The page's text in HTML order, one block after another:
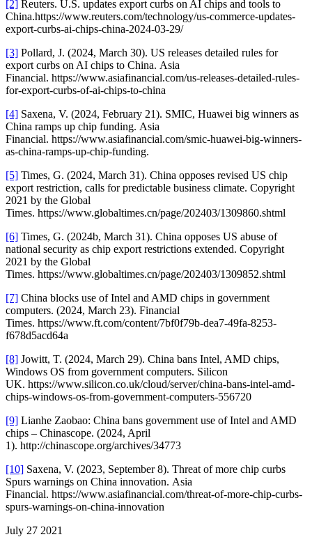
[2] Reuters. U.S. updates export curbs on AI chips and tools to
China.https://www.reuters.com/technology/us-commerce-updates-
export-curbs-ai-chips-china-2024-03-29/
[3] Pollard, J. (2024, March 30). US releases detailed rules for
export curbs on AI chips to China. Asia
Financial. https://www.asiafinancial.com/us-releases-detailed-rules-
for-export-curbs-of-ai-chips-to-china
[4] Saxena, V. (2024, February 21). SMIC, Huawei big winners as
China ramps up chip funding. Asia
Financial. https://www.asiafinancial.com/smic-huawei-big-winners-
as-china-ramps-up-chip-funding.
[5] Times, G. (2024, March 31). China opposes revised US chip
export restriction, calls for predictable business climate. Copyright
2021 by the Global
Times. https://www.globaltimes.cn/page/202403/1309860.shtml
[6] Times, G. (2024b, March 31). China opposes US abuse of
national security as chip export restrictions extended. Copyright
2021 by the Global
Times. https://www.globaltimes.cn/page/202403/1309852.shtml
[7] China blocks use of Intel and AMD chips in government
computers. (2024, March 23). Financial
Times. https://www.ft.com/content/7bf0f79b-dea7-49fa-8253-
f678d5acd64a
[8] Jowitt, T. (2024, March 29). China bans Intel, AMD chips,
Windows OS from government computers. Silicon
UK. https://www.silicon.co.uk/cloud/server/china-bans-intel-amd-
chips-windows-os-from-government-computers-556720
[9] Lianhe Zaobao: China bans government use of Intel and AMD
chips – Chinascope. (2024, April
1). http://chinascope.org/archives/34773
[10] Saxena, V. (2023, September 8). Threat of more chip curbs
Spurs warnings on China innovation. Asia
Financial. https://www.asiafinancial.com/threat-of-more-chip-curbs-
spurs-warnings-on-china-innovation
July 27 2021